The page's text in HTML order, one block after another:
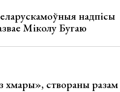
надпісы
Міколу Бугаю
хмары», створаны разам